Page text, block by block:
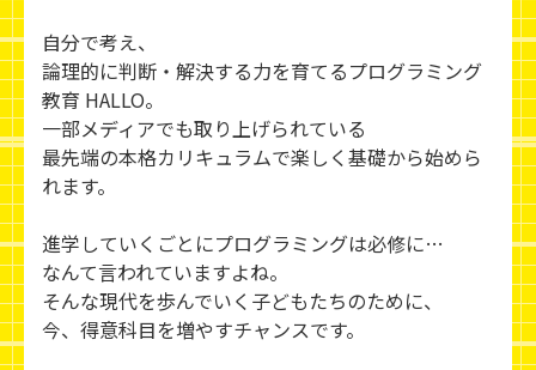
自分で考え、
論理的に判断・解決する力を育てるプログラミング
教育 HALLO。
一部メディアでも取り上げられている
最先端の本格カリキュラムで楽しく基礎から始めら
れます。
進学していくごとにプログラミングは必修に…
なんて言われていますよね。
そんな現代を歩んでいく子どもたちのために、
今、得意科目を増やすチャンスです。